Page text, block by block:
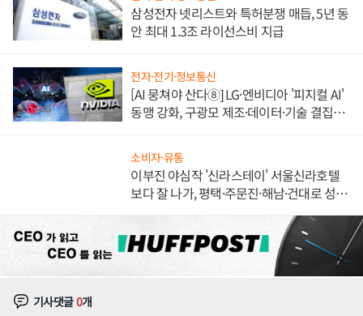
삼성전자 넷리스트와 특허분쟁 매듭, 5년 동
안 최대 1.3조 라이선스비 지급
전자·전기·정보통신
[AI 뭉쳐야 산다⑧] LG·엔비디아 '피지컬 AI'
동맹 강화, 구광모 제조·데이터·기술 결집
소비자·유통
이부진 야심작 '신라스테이' 서울신라호텔
보다 잘 나가, 평택·주문진·해남·건대로 성
장판 더 넓힌다
기사댓글0개